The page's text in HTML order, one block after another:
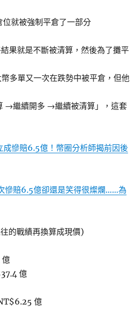
就被強制平倉了一部分
果就是不斷被清算，然後為了攤平
多單又一次在跌勢中被平倉，但他
→繼續開多 →繼續被清算」，這套
慘賠6.5億！幣圈分析師揭前因後
慘賠6.5億卻還是笑得很燦爛……為
的戰績再換算成現價)
億
億